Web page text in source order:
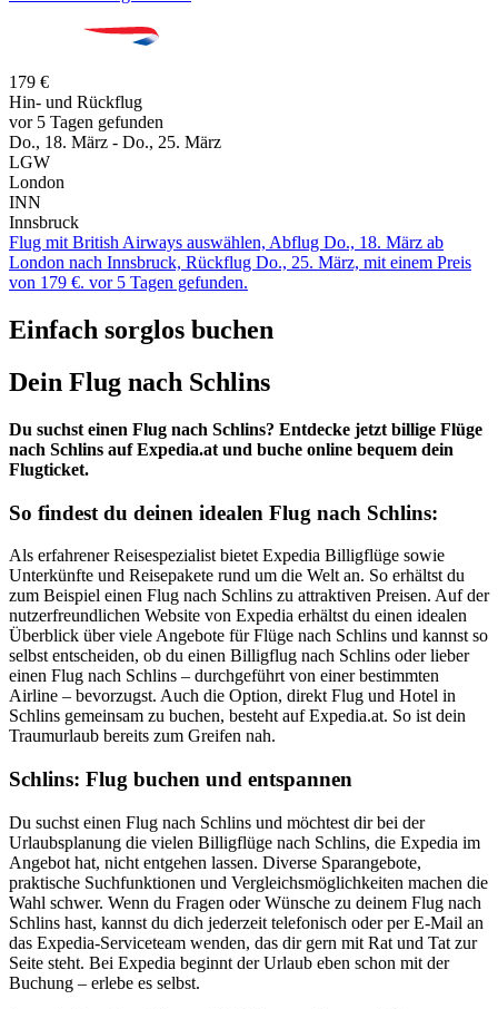
179 €
Hin- und Rückflug
vor 5 Tagen gefunden
Do., 18. März - Do., 25. März
LGW
London
INN
Innsbruck
Flug mit British Airways auswählen, Abflug Do., 18. März ab
London nach Innsbruck, Rückflug Do., 25. März, mit einem Preis
von 179 €. vor 5 Tagen gefunden.
Einfach sorglos buchen
Dein Flug nach Schlins
Du suchst einen Flug nach Schlins? Entdecke jetzt billige Flüge
nach Schlins auf Expedia.at und buche online bequem dein
Flugticket.
So findest du deinen idealen Flug nach Schlins:
Als erfahrener Reisespezialist bietet Expedia Billigflüge sowie
Unterkünfte und Reisepakete rund um die Welt an. So erhältst du
zum Beispiel einen Flug nach Schlins zu attraktiven Preisen. Auf der
nutzerfreundlichen Website von Expedia erhältst du einen idealen
Überblick über viele Angebote für Flüge nach Schlins und kannst so
selbst entscheiden, ob du einen Billigflug nach Schlins oder lieber
einen Flug nach Schlins – durchgeführt von einer bestimmten
Airline – bevorzugst. Auch die Option, direkt Flug und Hotel in
Schlins gemeinsam zu buchen, besteht auf Expedia.at. So ist dein
Traumurlaub bereits zum Greifen nah.
Schlins: Flug buchen und entspannen
Du suchst einen Flug nach Schlins und möchtest dir bei der
Urlaubsplanung die vielen Billigflüge nach Schlins, die Expedia im
Angebot hat, nicht entgehen lassen. Diverse Sparangebote,
praktische Suchfunktionen und Vergleichsmöglichkeiten machen die
Wahl schwer. Wenn du Fragen oder Wünsche zu deinem Flug nach
Schlins hast, kannst du dich jederzeit telefonisch oder per E-Mail an
das Expedia-Serviceteam wenden, das dir gern mit Rat und Tat zur
Seite steht. Bei Expedia beginnt der Urlaub eben schon mit der
Buchung – erlebe es selbst.